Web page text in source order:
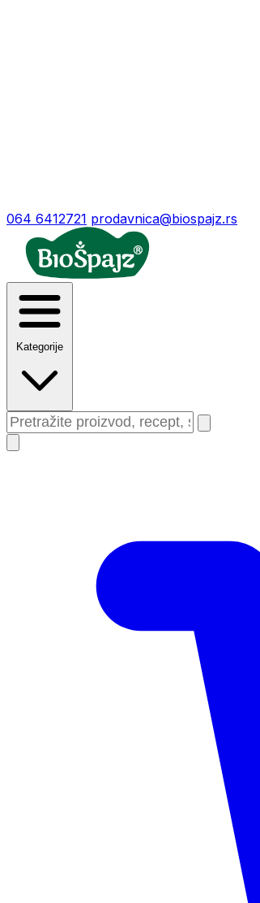
064 6412721 prodavnica@biospajz.rs
Kategorije